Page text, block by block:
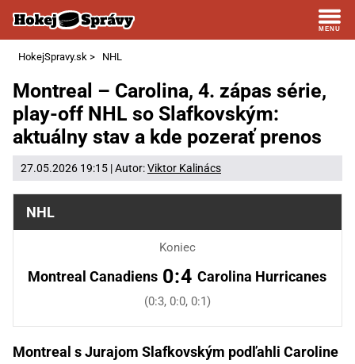
HokejSpravy.sk > NHL
Montreal – Carolina, 4. zápas série,
play-off NHL so Slafkovským:
aktuálny stav a kde pozerať prenos
27.05.2026 19:15 | Autor:Viktor Kalinács
NHL
Koniec
Montreal Canadiens 0:4 Carolina Hurricanes
(0:3, 0:0, 0:1)
Montreal s Jurajom Slafkovským podľahli Caroline